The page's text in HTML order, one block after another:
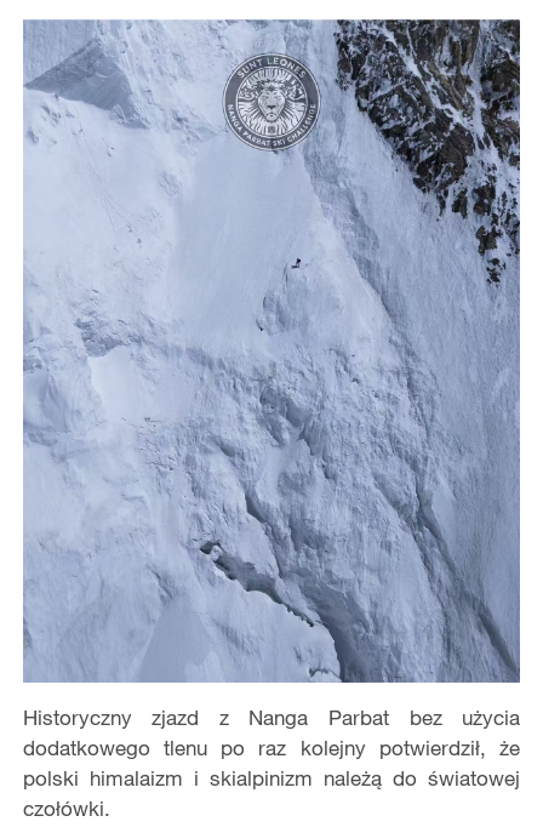
Historyczny zjazd z Nanga Parbat bez użycia
dodatkowego tlenu po raz kolejny potwierdził, że
polski himalaizm i skialpinizm należą do światowej
czołówki.